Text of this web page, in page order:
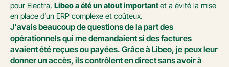
pour Electra, Libeo a été un atout important et a évité la mise
en place d’un ERP complexe et coûteux.
J'avais beaucoup de questions de la part des
opérationnels qui me demandaient si des factures
avaient été reçues ou payées. Grâce à Libeo, je peux leur
donner un accès, ils contrôlent en direct sans avoir à